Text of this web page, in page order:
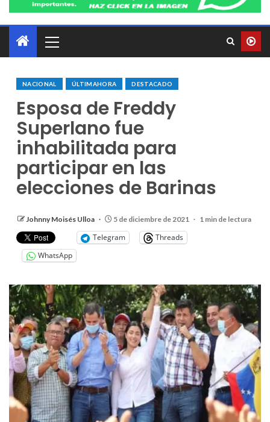
NACIONAL ÚLTIMAHORA DESTACADO
Esposa de Freddy
Superlano fue
inhabilitada para
participar en las
elecciones de Barinas
Johnny Moisés Ulloa 5 de diciembre de 2021 1 min de lectura
Telegram
Threads
WhatsApp